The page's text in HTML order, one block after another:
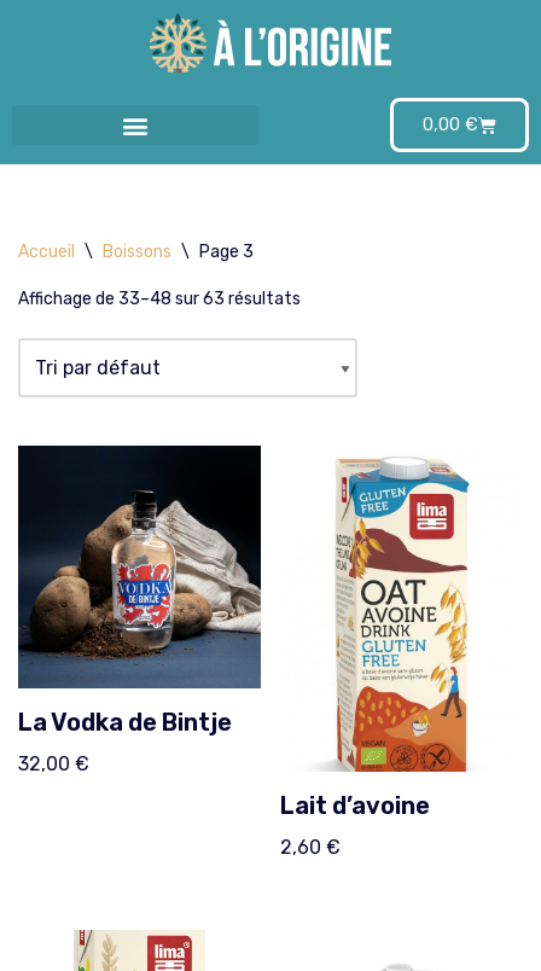
0,00 €
Accueil \ Boissons \ Page 3
Affichage de 33–48 sur 63 résultats
La Vodka de Bintje
32,00 €
Lait d’avoine
2,60€